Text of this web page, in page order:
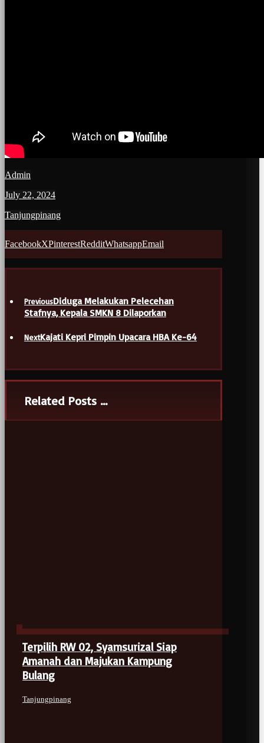
Admin
July 22, 2024
Tanjungpinang
FacebookXPinterestRedditWhatsappEmail
PreviousDiduga Melakukan Pelecehan
Stafnya, Kepala SMKN 8 Dilaporkan
NextKajati Kepri Pimpin Upacara HBA Ke-64
Related Posts ...
Terpilih RW 02, Syamsurizal Siap
Amanah dan Majukan Kampung
Bulang
Tanjungpinang